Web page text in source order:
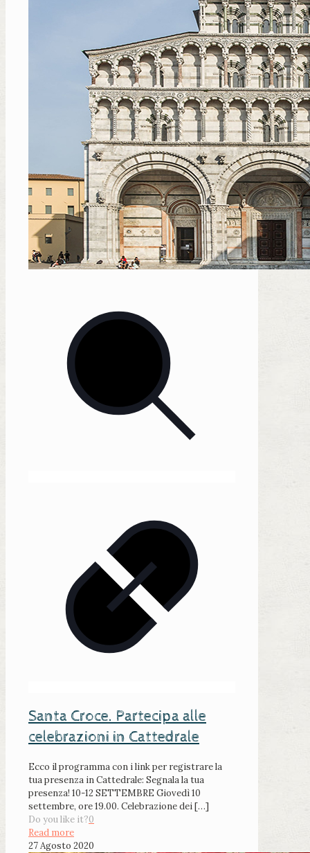
Santa Croce. Partecipa alle
celebrazioni in Cattedrale
Ecco il programma con i link per registrare la
tua presenza in Cattedrale: Segnala la tua
presenza! 10-12 SETTEMBRE Giovedì 10
settembre, ore 19.00. Celebrazione dei[…]
Do you like it?0
Read more
27 Agosto 2020